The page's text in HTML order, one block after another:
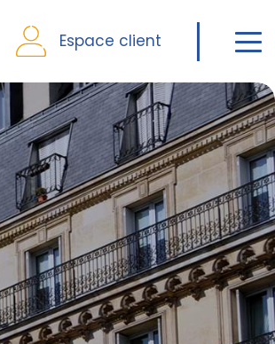
Espace client